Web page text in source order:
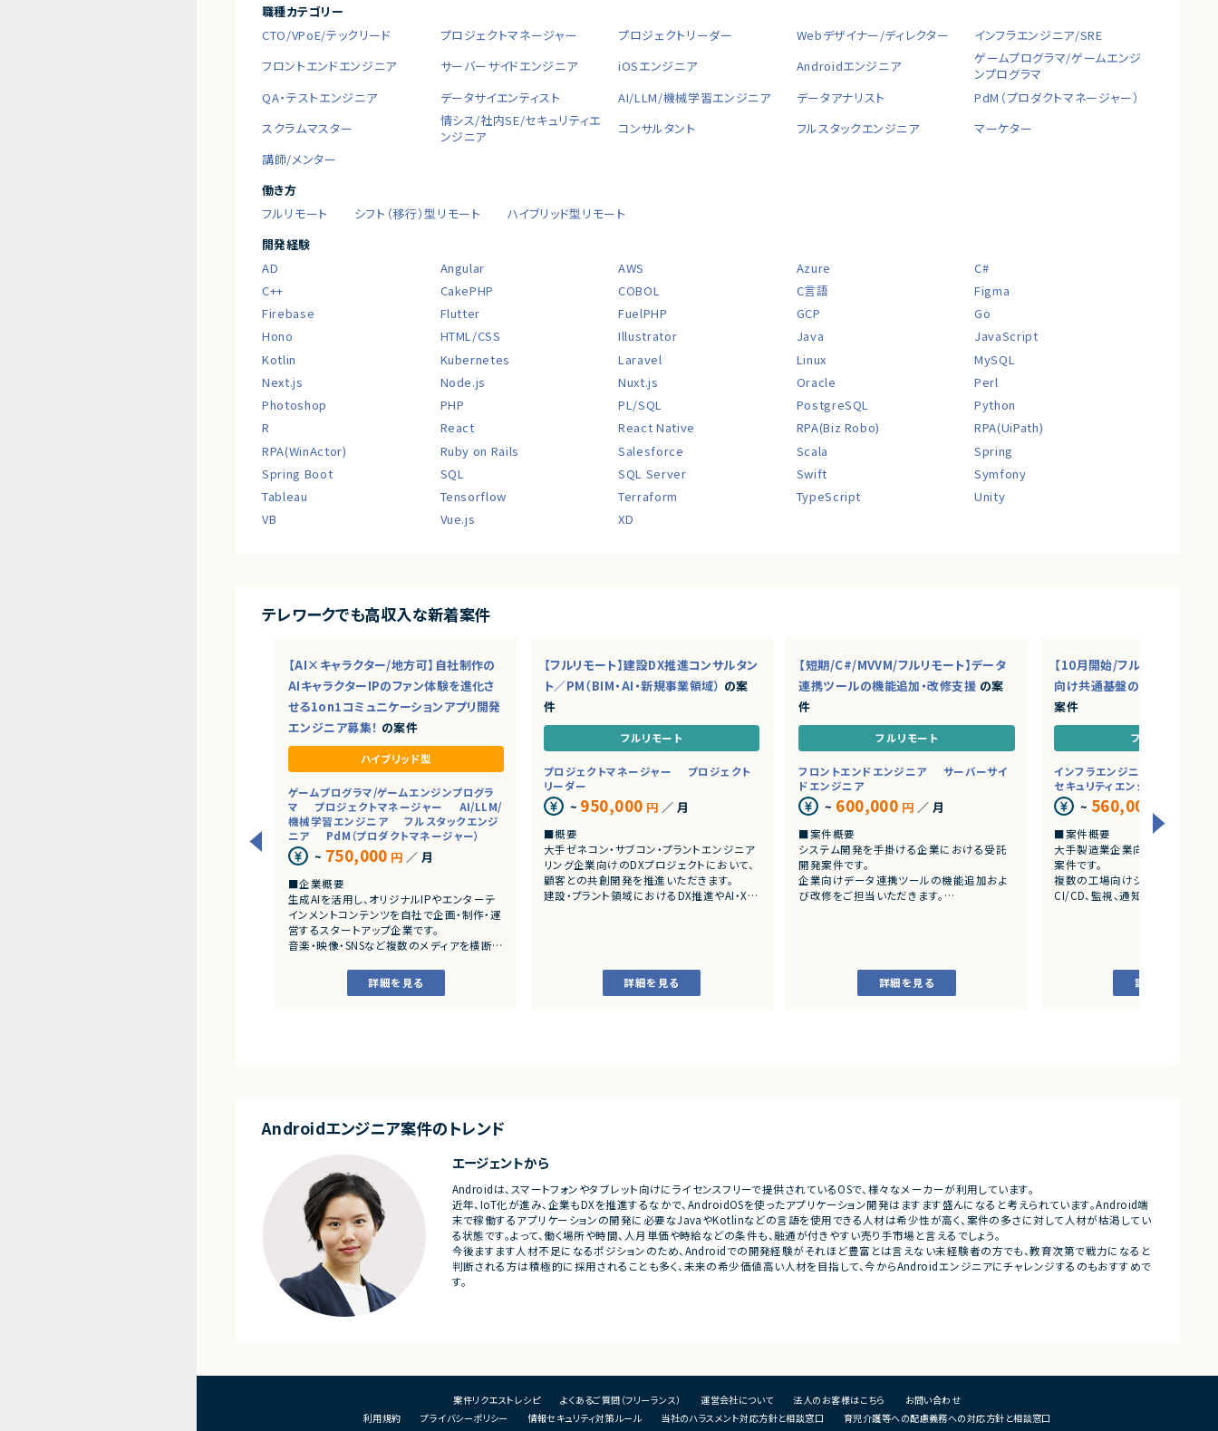
職種カテゴリー
CTO/VPoE/テックリード
プロジェクトマネージャー プロジェクトリーダー Webデザイナー/ディレクター
インフラエンジニア/SRE
フロントエンドエンジニア
サーバーサイドエンジニア iOSエンジニア Androidエンジニア
ゲームプログラマ/ゲームエンジ
ンプログラマ
QA・テストエンジニア
データサイエンティスト AI/LLM/機械学習エンジニア データアナリスト
PdM（プロダクトマネージャー）
スクラムマスター
情シス/社内SE/セキュリティエ
ンジニア
コンサルタント フルスタックエンジニア
マーケター
講師/メンター
働き方
フルリモート
シフト（移行）型リモート
ハイブリッド型リモート
開発経験
AD
Angular AWS Azure
C#
C++
CakePHP COBOL C言語
Figma
Firebase
Flutter FuelPHP GCP
Go
Hono
HTML/CSS Illustrator Java
JavaScript
Kotlin
Kubernetes Laravel Linux
MySQL
Next.js
Node.js Nuxt.js Oracle
Perl
Photoshop
PHP PL/SQL PostgreSQL
Python
R
React React Native RPA(Biz Robo)
RPA(UiPath)
RPA(WinActor)
Ruby on Rails Salesforce Scala
Spring
Spring Boot
SQL SQL Server Swift
Symfony
Tableau
Tensorflow Terraform TypeScript
Unity
VB
Vue.js XD
テレワークでも高収入な新着案件
【AI×キャラクター/地方可】自社制作の
AIキャラクターIPのファン体験を進化さ
せる1on1コミュニケーションアプリ開発
エンジニア募集！ の案件
ハイブリッド型
ゲームプログラマ/ゲームエンジンプログラ
マ
プロジェクトマネージャー
AI/LLM/
機械学習エンジニア
フルスタックエンジ
ニア
PdM（プロダクトマネージャー）
~ 750,000 円 ／ 月
■企業概要
生成AIを活用し、オリジナルIPやエンターテ
インメントコンテンツを自社で企画・制作・運
営するスタートアップ企業です。
音楽・映像・SNSなど複数のメディアを横断し
ンメント体験の創出に取り組んでいます。
AI技術を活用した自社IP開発を推進してお
し、ユーザーとの関係性を深めるコミュニケ
・音楽、SNS、イベントなどのコンテンツ展開
と連携しながら成長していくエンターテイン
メントサービス
・ユーザーがキャラクターを応援し、愛着を
深めながら長期的に楽しめる体験設計を重
視したプロダクト
・育成、収集、イベント、コミュニティ形成、課
金設計などを含む次世代型エンターテイン
メントサービス
■業務内容
効率化
・育成、収集、イベント、コミュニケーション体
・KPI設計およびデータ分析をもとにした改
詳細を見る
【フルリモート】建設DX推進コンサルタン
ト／PM（BIM・AI・新規事業領域） の案
件
フルリモート
プロジェクトマネージャー
プロジェクト
リーダー
~ 950,000 円 ／ 月
■概要
大手ゼネコン・サブコン・プラントエンジニア
リング企業向けのDXプロジェクトにおいて、
顧客との共創開発を推進いただきます。
建設・プラント領域におけるDX推進やAI・XR
ジェクトを決めていく流れになります。
詳細を見る
【短期/C#/MVVM/フルリモート】データ
連携ツールの機能追加・改修支援 の案
件
フルリモート
フロントエンドエンジニア
サーバーサイ
ドエンジニア
~ 600,000 円 ／ 月
■案件概要
システム開発を手掛ける企業における受託
開発案件です。
企業向けデータ連携ツールの機能追加およ
び改修をご担当いただきます。
・C#を用いたバックエンド機能の追加開発お
基本設計、詳細設計、実装、結合テスト
詳細を見る
【10月開始/フルリモート】大
向け共通基盤の開発・運用エ
案件
フルリモート
インフラエンジニア/SRE
セキュリティエンジニア
~ 560,000
■案件概要
大手製造業企業向けの共通基盤
案件です。
複数の工場向けシステム開発チー
CI/CD、監視、通知、認証・認可な
・共通基盤の設計・構築・運用
・CI/CD環境の整備および改善
■担当工程
■その他補足
詳細を見る
Androidエンジニア案件のトレンド
エージェントから
Androidは、スマートフォンやタブレット向けにライセンスフリーで提供されているOSで、様々なメーカーが利用しています。
近年、IoT化が進み、企業もDXを推進するなかで、AndroidOSを使ったアプリケーション開発はますます盛んになると考えられています。Android端
末で稼働するアプリケーションの開発に必要なJavaやKotlinなどの言語を使用できる人材は希少性が高く、案件の多さに対して人材が枯渇してい
る状態です。よって、働く場所や時間、人月単価や時給などの条件も、融通が付きやすい売り手市場と言えるでしょう。
今後ますます人材不足になるポジションのため、Androidでの開発経験がそれほど豊富とは言えない未経験者の方でも、教育次第で戦力になると
判断される方は積極的に採用されることも多く、未来の希少価値高い人材を目指して、今からAndroidエンジニアにチャレンジするのもおすすめで
す。
案件リクエストレシピ よくあるご質問（フリーランス） 運営会社について 法人のお客様はこちら
お問い合わせ
利用規約
プライバシーポリシー 情報セキュリティ対策ルール 当社のハラスメント対応方針と相談窓口 育児介護等への配慮義務への対応方針と相談窓口